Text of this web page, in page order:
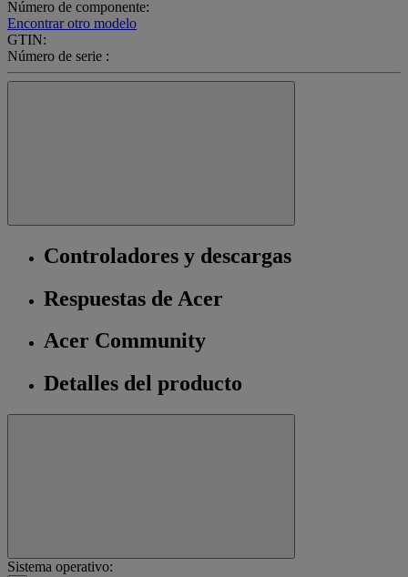
Número de componente:
Encontrar otro modelo
GTIN:
Número de serie :
Controladores y descargas
Respuestas de Acer
Acer Community
Detalles del producto
Sistema operativo: